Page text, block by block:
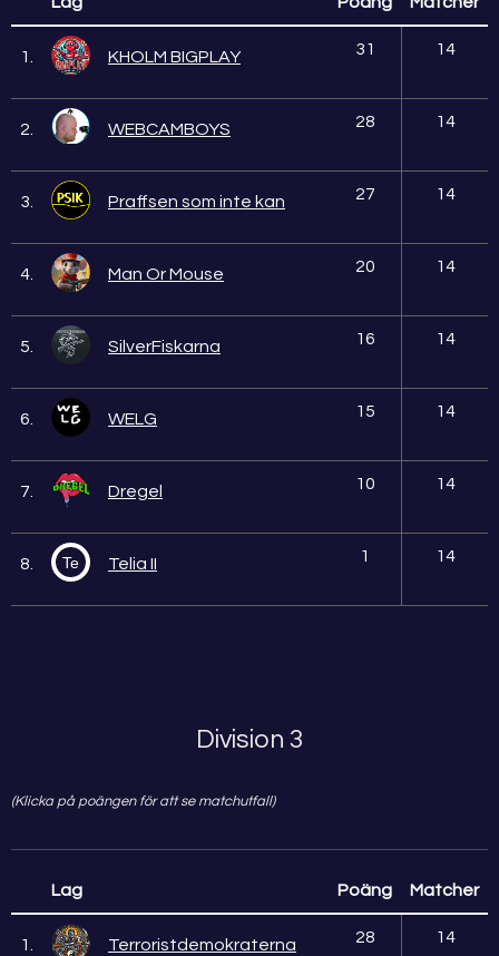
1. KHOLM BIGPLAY 31 14
2. WEBCAMBOYS 28 14
3. Praffsen som inte kan 27 14
4. Man Or Mouse 20 14
5. SilverFiskarna 16 14
6. WELG 15 14
7. Dregel 10 14
8. Te Telia II 1 14
Division 3
(Klicka på poängen för att se matchutfall)
Lag Poäng Matcher
1. Terroristdemokraterna 28 14